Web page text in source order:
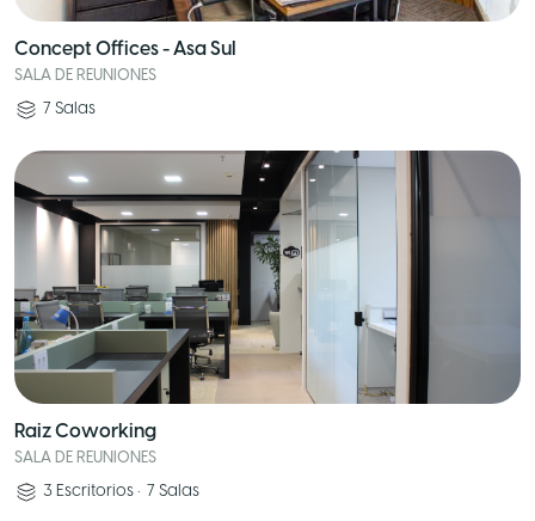
Concept Offices - Asa Sul
SALA DE REUNIONES
7 Salas
Raiz Coworking
SALA DE REUNIONES
3 Escritorios • 7 Salas